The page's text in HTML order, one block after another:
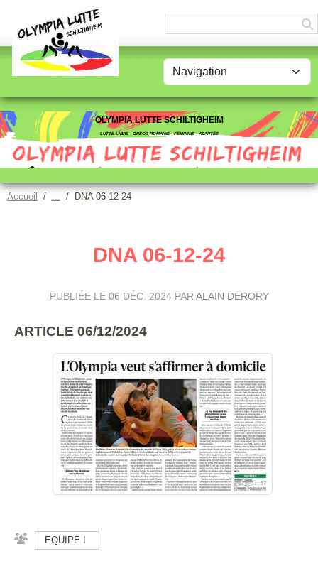
OLYMPIA LUTTE SCHILTIGHEIM
LUTTE LIBRE - GRÉCO-ROMAINE - FÉMININE - ADAPTÉE
Accueil DNA 06-12-24
DNA 06-12-24
PUBLIÉE LE 06 DÉC. 2024PAR ALAIN DERORY
ARTICLE 06/12/2024
EQUIPE I
Panneau de gestion des cookies